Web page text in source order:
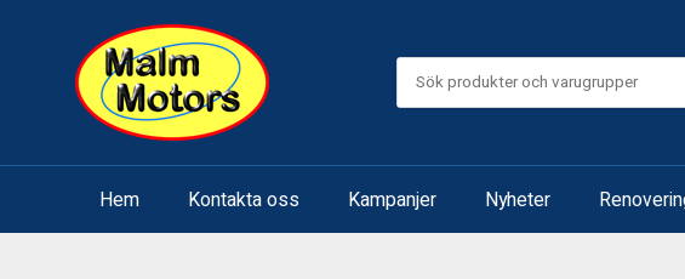
Hem Kontakta oss Kampanjer Nyheter